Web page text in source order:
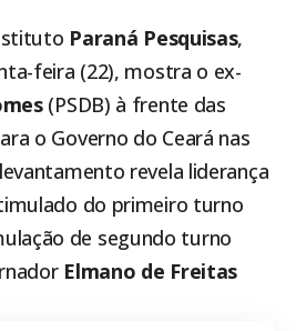
Paraná Pesquisas,
feira (22), mostra o ex-
(PSDB) à frente das
o Governo do Ceará nas
revela liderança
do primeiro turno
de segundo turno
Elmano de Freitas